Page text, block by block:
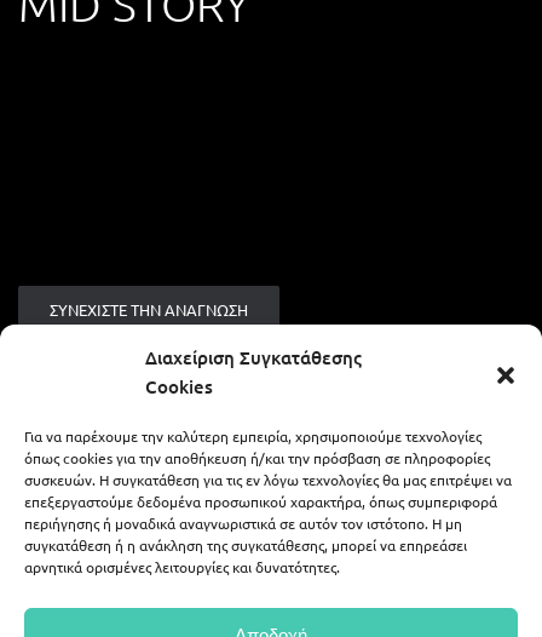
Διαχείριση Συγκατάθεσης
Cookies
Για να παρέχουμε την καλύτερη εμπειρία, χρησιμοποιούμε τεχνολογίες
όπως cookies για την αποθήκευση ή/και την πρόσβαση σε πληροφορίες
συσκευών. Η συγκατάθεση για τις εν λόγω τεχνολογίες θα μας επιτρέψει να
επεξεργαστούμε δεδομένα προσωπικού χαρακτήρα, όπως συμπεριφορά
περιήγησης ή μοναδικά αναγνωριστικά σε αυτόν τον ιστότοπο. Η μη
συγκατάθεση ή η ανάκληση της συγκατάθεσης, μπορεί να επηρεάσει
αρνητικά ορισμένες λειτουργίες και δυνατότητες.
ΣΥΝΕΧΊΣΤΕ ΤΗΝ ΑΝΆΓΝΩΣΗ
ALEXIS ZAFEIRAKIS - LIKE A WEDDING
694 59 07 378 alex.zaf@gmail.com